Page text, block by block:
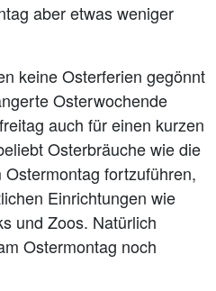
aber etwas weniger
keine Osterferien gegönnt
Osterwochende
auch für einen kurzen
Osterbräuche wie die
fortzuführen,
Einrichtungen wie
und Zoos. Natürlich
Ostermontag noch